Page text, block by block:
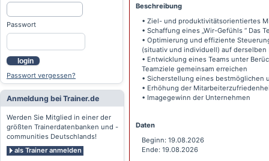
Passwort
login
Passwort vergessen?
Anmeldung bei Trainer.de
Werden Sie Mitglied in einer der
größten Trainerdatenbanken und -
communities Deutschlands!
als Trainer anmelden
Beschreibung
• Ziel- und produktivitätsorientiertes
• Schaffung eines „Wir-Gefühls “ Das
• Optimierung und effiziente
(situativ und individuell) auf derselben
• Entwicklung eines Teams unter
Teamziele gemeinsam erreichen
• Sicherstellung eines bestmöglichen
• Erhöhung der
• Imagegewinn der Unternehmen
Daten
Beginn: 19.08.2026
Ende: 19.08.2026